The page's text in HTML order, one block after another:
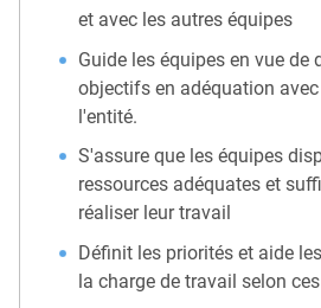
et avec les autres équipes
Guide les équipes en vue de
objectifs en adéquation
l'entité.
S'assure que les équipes
ressources adéquates et
réaliser leur travail
Définit les priorités et aide
la charge de travail selon